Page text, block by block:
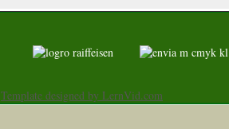
Template designed by LernVid.com